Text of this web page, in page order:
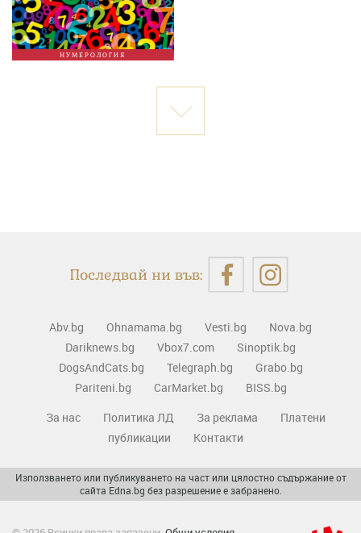
НУМЕРОЛОГИЯ
Последвай ни във:
Abv.bg Ohnamama.bg Vesti.bg
Nova.bg
Dariknews.bg
Vbox7.com
Sinoptik.bg
DogsAndCats.bg
Telegraph.bg
Grabo.bg
Pariteni.bg
CarMarket.bg
BISS.bg
За нас
Политика ЛД За реклама
Платени
публикации
Контакти
Използването или публикуването на част или цялостно съдържание от
сайта Edna.bg без разрешение е забранено.